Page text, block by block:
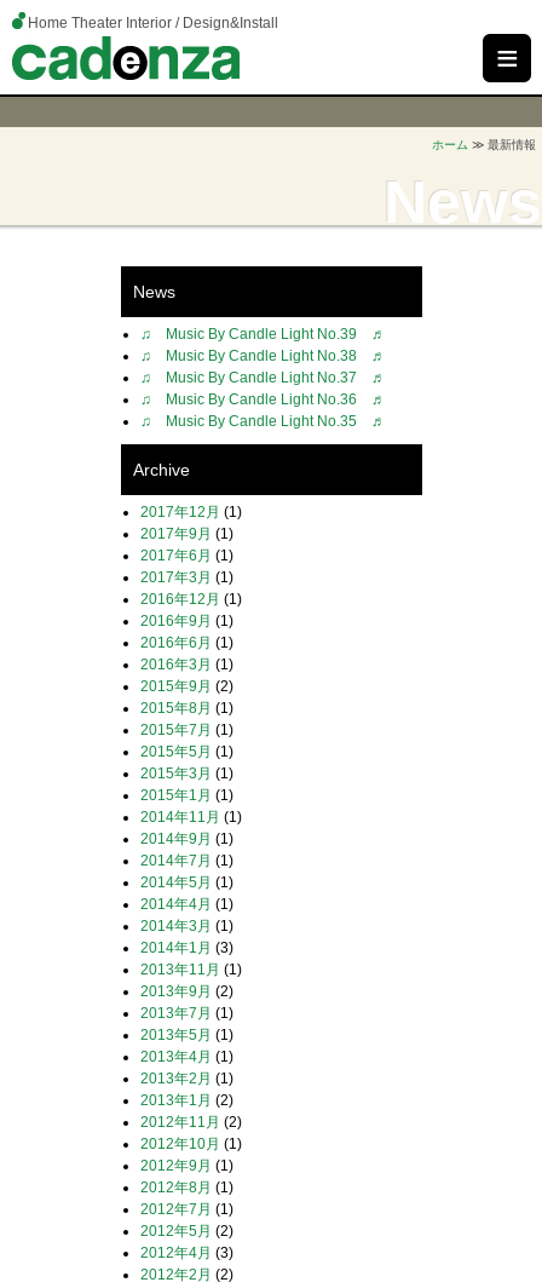
Home Theater Interior / Design&Install
≡
ホーム ≫ 最新情報
News
News
♫ Music By Candle Light No.39 ♬
♫ Music By Candle Light No.38 ♬
♫ Music By Candle Light No.37 ♬
♫ Music By Candle Light No.36 ♬
♫ Music By Candle Light No.35 ♬
Archive
2017年12月 (1)
2017年9月 (1)
2017年6月 (1)
2017年3月 (1)
2016年12月 (1)
2016年9月 (1)
2016年6月 (1)
2016年3月 (1)
2015年9月 (2)
2015年8月 (1)
2015年7月 (1)
2015年5月 (1)
2015年3月 (1)
2015年1月 (1)
2014年11月 (1)
2014年9月 (1)
2014年7月 (1)
2014年5月 (1)
2014年4月 (1)
2014年3月 (1)
2014年1月 (3)
2013年11月 (1)
2013年9月 (2)
2013年7月 (1)
2013年5月 (1)
2013年4月 (1)
2013年2月 (1)
2013年1月 (2)
2012年11月 (2)
2012年10月 (1)
2012年9月 (1)
2012年8月 (1)
2012年7月 (1)
2012年5月 (2)
2012年4月 (3)
2012年2月 (2)